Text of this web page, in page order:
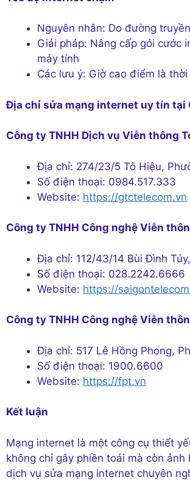
Nguyên nhân: Do đường
Giải pháp: Nâng cấp gói cước
máy tính
Các lưu ý: Giờ cao điểm là
Địa chỉ sửa mạng internet uy tín tại
Công ty TNHH Dịch vụ Viễn thông
Địa chỉ: 274/23/5 Tô Hiệu,
Số điện thoại: 0984.517.333
Website: https://gtctelecom.vn
Công ty TNHH Công nghệ Viễn
Địa chỉ: 112/43/14 Bùi Đình
Số điện thoại: 028.2242.6666
Website: https://
Công ty TNHH Công nghệ Viễn
Địa chỉ: 517 Lê Hồng Phong,
Số điện thoại: 1900.6600
Website: https://fpt.vn
Kết luận
Mạng internet là một công cụ thiết
không chỉ gây phiền toái mà còn
dịch vụ sửa mạng internet chuyên